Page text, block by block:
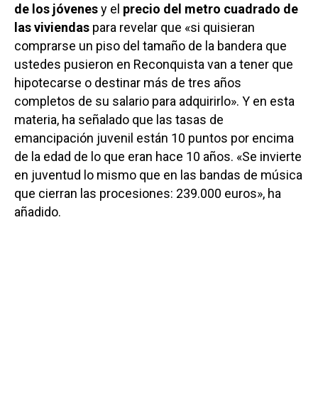
de los jóvenesy el precio del metro cuadrado de
las viviendas para revelar que «si quisieran
comprarse un piso del tamaño de la bandera que
ustedes pusieron en Reconquista van a tener que
hipotecarse o destinar más de tres años
completos de su salario para adquirirlo». Y en esta
materia, ha señalado que las tasas de
emancipación juvenil están 10 puntos por encima
de la edad de lo que eran hace 10 años. «Se invierte
en juventud lo mismo que en las bandas de música
que cierran las procesiones: 239.000 euros», ha
añadido.